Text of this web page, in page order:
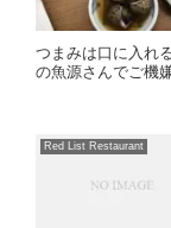
つまみは口に入れ
の魚源さんでご機
Red List Restaurant